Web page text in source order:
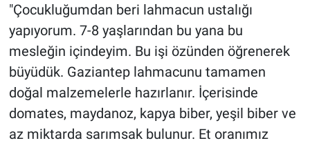
"Çocukluğumdan beri lahmacun ustalığı
yapıyorum. 7-8 yaşlarından bu yana bu
mesleğin içindeyim. Bu işi özünden öğrenerek
büyüdük. Gaziantep lahmacunu tamamen
doğal malzemelerle hazırlanır. İçerisinde
domates, maydanoz, kapya biber, yeşil biber ve
az miktarda sarımsak bulunur. Et oranımız